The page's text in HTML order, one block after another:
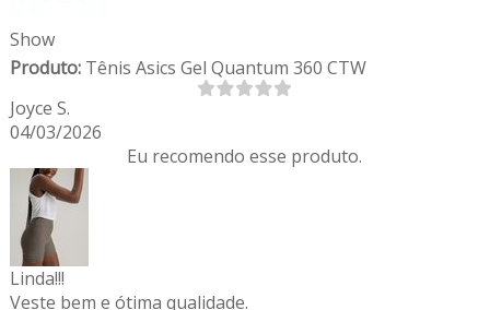
Show
Produto:Tênis Asics Gel Quantum 360 CTW
Joyce S.
04/03/2026
Eu recomendo esse produto.
Linda!!!
Veste bem e ótima qualidade.